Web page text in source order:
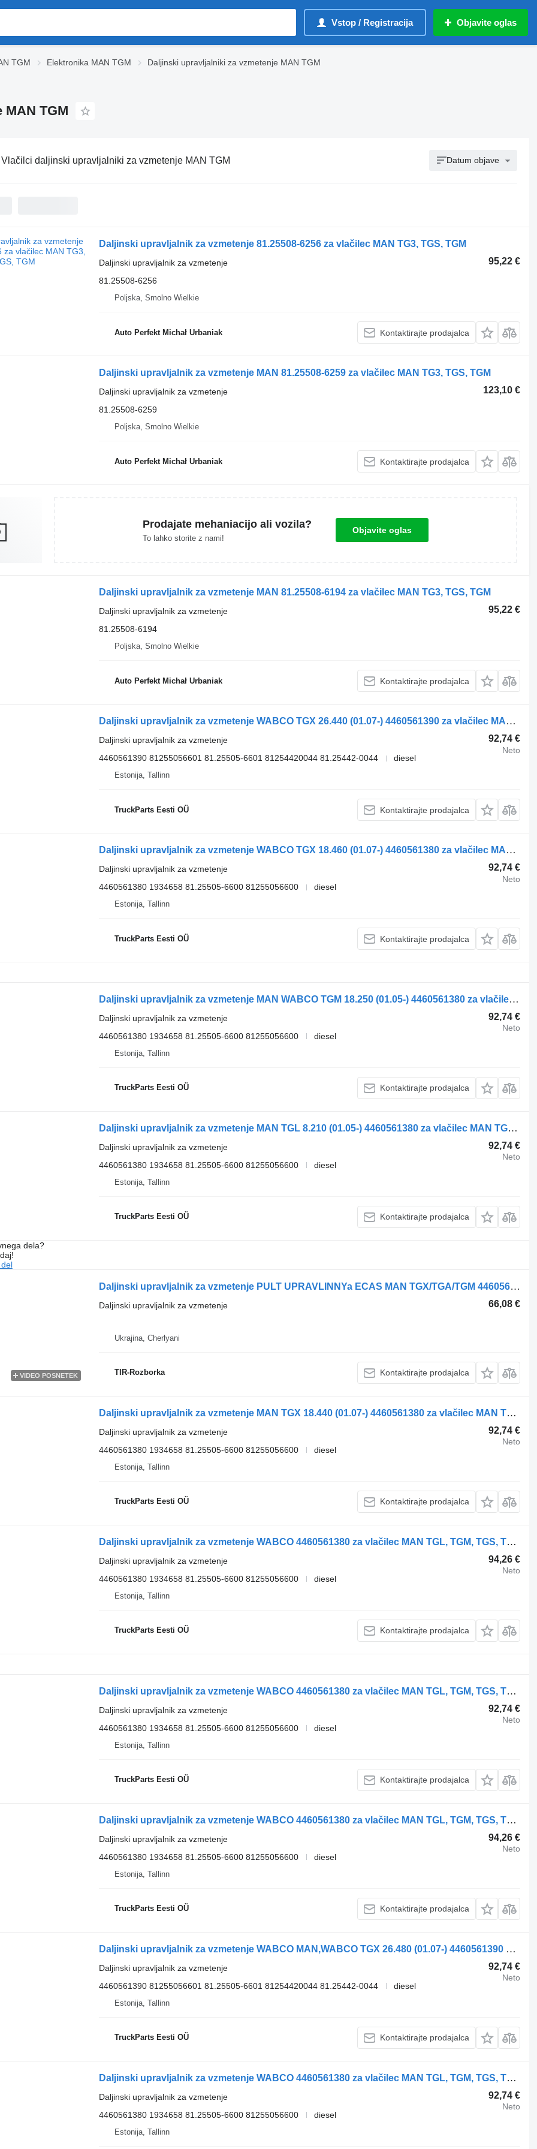
Vstop / Registracija Objavite oglas
TGM Elektronika MAN TGM
Daljinski upravljalniki za vzmetenje MAN TGM
TGM
Vlačilci daljinski upravljalniki za vzmetenje MAN TGM Datum objave
Daljinski upravljalnik za vzmetenje 81.25508-6256 za vlačilec MAN TG3, TGS, TGM
95,22 €
Daljinski upravljalnik za vzmetenje
81.25508-6256
Poljska, Smolno Wielkie
Auto Perfekt Michał Urbaniak Kontaktirajte prodajalca
Daljinski upravljalnik za vzmetenje MAN 81.25508-6259 za vlačilec MAN TG3, TGS, TGM
123,10 €
Daljinski upravljalnik za vzmetenje
81.25508-6259
Poljska, Smolno Wielkie
Auto Perfekt Michał Urbaniak Kontaktirajte prodajalca
Prodajate mehaniacijo ali vozila?
To lahko storite z nami!
Objavite oglas
Daljinski upravljalnik za vzmetenje MAN 81.25508-6194 za vlačilec MAN TG3, TGS, TGM
95,22 €
Daljinski upravljalnik za vzmetenje
81.25508-6194
Poljska, Smolno Wielkie
Auto Perfekt Michał Urbaniak Kontaktirajte prodajalca
Daljinski upravljalnik za vzmetenje WABCO TGX 26.440 (01.07-) 4460561390 za vlačilec MAN TGL, TGM, TGS, TGX (2005-2021)
92,74 €
Neto
Daljinski upravljalnik za vzmetenje
4460561390 81255056601 81.25505-6601 81254420044 81.25442-0044
diesel
Estonija, Tallinn
TruckParts Eesti OÜ Kontaktirajte prodajalca
Daljinski upravljalnik za vzmetenje WABCO TGX 18.460 (01.07-) 4460561380 za vlačilec MAN TGL, TGM, TGS, TGX (2005-2021)
92,74 €
Neto
Daljinski upravljalnik za vzmetenje
4460561380 1934658 81.25505-6600 81255056600
diesel
Estonija, Tallinn
TruckParts Eesti OÜ Kontaktirajte prodajalca
Daljinski upravljalnik za vzmetenje MAN WABCO TGM 18.250 (01.05-) 4460561380 za vlačilec MAN TGL, TGM, TGS, TGX (2005-2021)
92,74 €
Neto
Daljinski upravljalnik za vzmetenje
4460561380 1934658 81.25505-6600 81255056600
diesel
Estonija, Tallinn
TruckParts Eesti OÜ Kontaktirajte prodajalca
Daljinski upravljalnik za vzmetenje MAN TGL 8.210 (01.05-) 4460561380 za vlačilec MAN TGL, TGM, TGS, TGX (2005-2021)
92,74 €
Neto
Daljinski upravljalnik za vzmetenje
4460561380 1934658 81.25505-6600 81255056600
diesel
Estonija, Tallinn
TruckParts Eesti OÜ Kontaktirajte prodajalca
dela?
VIDEO POSNETEK
Daljinski upravljalnik za vzmetenje PULT UPRAVLINNYa ECAS MAN TGX/TGA/TGM 4460561380 za vlačilec MAN TGX/TGA/TGM
66,08 €
Daljinski upravljalnik za vzmetenje
Ukrajina, Cherlyani
TIR-Rozborka Kontaktirajte prodajalca
Daljinski upravljalnik za vzmetenje MAN TGX 18.440 (01.07-) 4460561380 za vlačilec MAN TGL, TGM, TGS, TGX (2005-2021)
92,74 €
Neto
Daljinski upravljalnik za vzmetenje
4460561380 1934658 81.25505-6600 81255056600
diesel
Estonija, Tallinn
TruckParts Eesti OÜ Kontaktirajte prodajalca
Daljinski upravljalnik za vzmetenje WABCO 4460561380 za vlačilec MAN TGL, TGM, TGS, TGX (2005-2021)
94,26 €
Neto
Daljinski upravljalnik za vzmetenje
4460561380 1934658 81.25505-6600 81255056600
diesel
Estonija, Tallinn
TruckParts Eesti OÜ Kontaktirajte prodajalca
Daljinski upravljalnik za vzmetenje WABCO 4460561380 za vlačilec MAN TGL, TGM, TGS, TGX (2005-2021)
92,74 €
Neto
Daljinski upravljalnik za vzmetenje
4460561380 1934658 81.25505-6600 81255056600
diesel
Estonija, Tallinn
TruckParts Eesti OÜ Kontaktirajte prodajalca
Daljinski upravljalnik za vzmetenje WABCO 4460561380 za vlačilec MAN TGL, TGM, TGS, TGX (2005-2021)
94,26 €
Neto
Daljinski upravljalnik za vzmetenje
4460561380 1934658 81.25505-6600 81255056600
diesel
Estonija, Tallinn
TruckParts Eesti OÜ Kontaktirajte prodajalca
Daljinski upravljalnik za vzmetenje WABCO MAN,WABCO TGX 26.480 (01.07-) 4460561390 za vlačilec MAN TGL, TGM, TGS, TGX (2005-2021)
92,74 €
Neto
Daljinski upravljalnik za vzmetenje
4460561390 81255056601 81.25505-6601 81254420044 81.25442-0044
diesel
Estonija, Tallinn
TruckParts Eesti OÜ Kontaktirajte prodajalca
Daljinski upravljalnik za vzmetenje WABCO 4460561380 za vlačilec MAN TGL, TGM, TGS, TGX (2005-2021)
92,74 €
Neto
Daljinski upravljalnik za vzmetenje
4460561380 1934658 81.25505-6600 81255056600
diesel
Estonija, Tallinn